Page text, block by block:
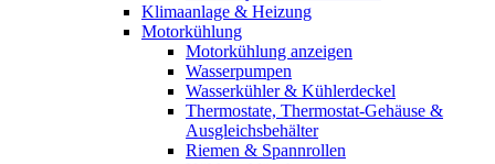
Klimaanlage & Heizung
Motorkühlung
Motorkühlung anzeigen
Wasserpumpen
Wasserkühler & Kühlerdeckel
Thermostate, Thermostat-Gehäuse &
Ausgleichsbehälter
Riemen & Spannrollen